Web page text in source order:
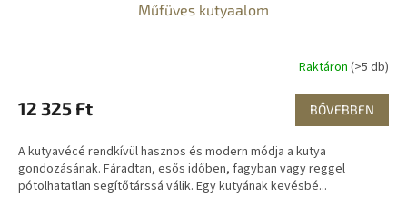
Műfüves kutyaalom
Raktáron (>5 db)
12 325 Ft BŐVEBBEN
A kutyavécé rendkívül hasznos és modern módja a kutya
gondozásának. Fáradtan, esős időben, fagyban vagy reggel
pótolhatatlan segítőtárssá válik. Egy kutyának kevésbé...